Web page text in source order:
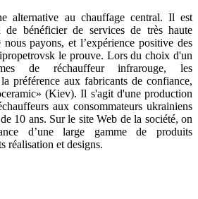
alternative au chauffage central. Il est
bénéficier de services de très haute
payons, et l’expérience positive des
le prouve. Lors du choix d'un
de réchauffeur infrarouge, les
préférence aux fabricants de confiance,
(Kiev). Il s'agit d'une production
aux consommateurs ukrainiens
10 ans. Sur le site Web de la société, on
d’une large gamme de produits
réalisation et designs.